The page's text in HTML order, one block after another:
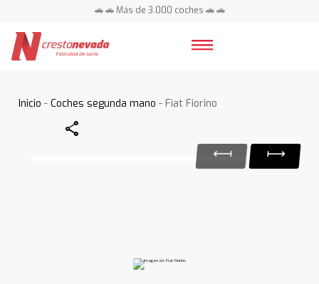
🚗 🚗 Más de 3.000 coches 🚗 🚗
Inicio -Coches segunda mano - Fiat Fiorino
Share